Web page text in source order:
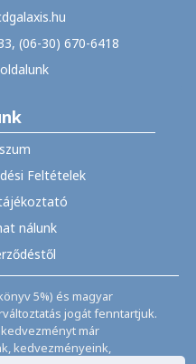
(06-30) 670-6418
Feltételek
nálunk
5%) és magyar
jogát fenntartjuk.
már
kedvezményeink,